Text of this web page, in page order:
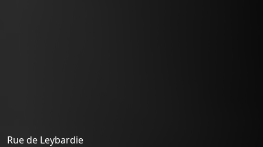
Rue de Leybardie